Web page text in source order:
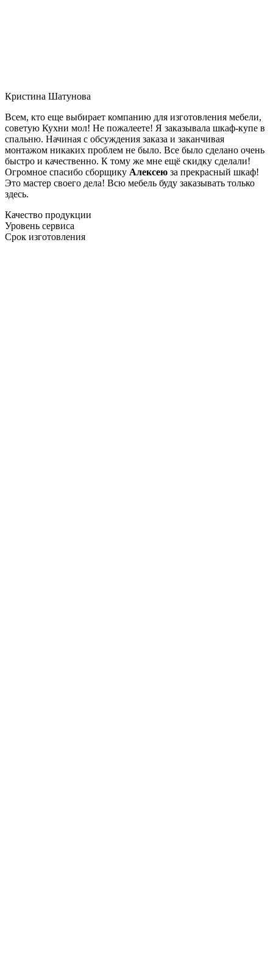
Кристина Шатунова
Всем, кто еще выбирает компанию для изготовления мебели,
советую Кухни мол! Не пожалеете! Я заказывала шкаф-купе в
спальню. Начиная с обсуждения заказа и заканчивая
монтажом никаких проблем не было. Все было сделано очень
быстро и качественно. К тому же мне ещё скидку сделали!
Огромное спасибо сборщику Алексею за прекрасный шкаф!
Это мастер своего дела! Всю мебель буду заказывать только
здесь.
Качество продукции
Уровень сервиса
Срок изготовления